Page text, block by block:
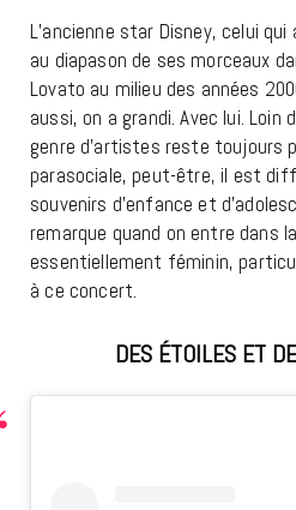
L’ancienne star Disney, celui
au diapason de ses morceaux
Lovato au milieu des années
aussi, on a grandi. Avec lui.
genre d’artistes reste toujours
parasociale, peut-être, il est
souvenirs d’enfance et
remarque quand on entre dans
essentiellement féminin,
à ce concert.
DES ÉTOILES ET